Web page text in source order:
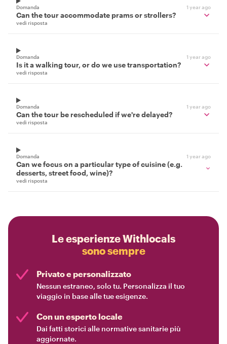
Domanda 1 year ago
Can the tour accommodate prams or strollers?
vedi risposta
Domanda 1 year ago
Is it a walking tour, or do we use transportation?
vedi risposta
Domanda 1 year ago
Can the tour be rescheduled if we're delayed?
vedi risposta
Domanda 1 year ago
Can we focus on a particular type of cuisine (e.g.
desserts, street food, wine)?
vedi risposta
Le esperienze Withlocals
sono sempre
Privato e personalizzato
Nessun estraneo, solo tu. Personalizza il tuo
viaggio in base alle tue esigenze.
Con un esperto locale
Dai fatti storici alle normative sanitarie più
aggiornate.